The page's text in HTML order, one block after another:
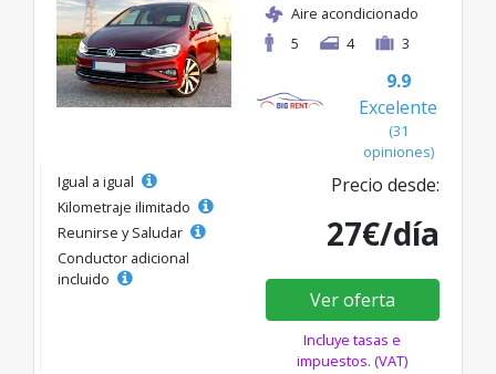
Aire acondicionado
5
4 3
9.9
Excelente
(31
opiniones)
Igual a igual
Kilometraje ilimitado
Reunirse y Saludar
Conductor adicional
incluido
Precio desde:
27€/día
Ver oferta
Incluye tasas e
impuestos. (VAT)